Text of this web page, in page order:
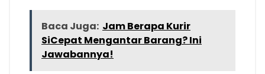
Baca Juga: Jam Berapa Kurir
SiCepat Mengantar Barang? Ini
Jawabannya!